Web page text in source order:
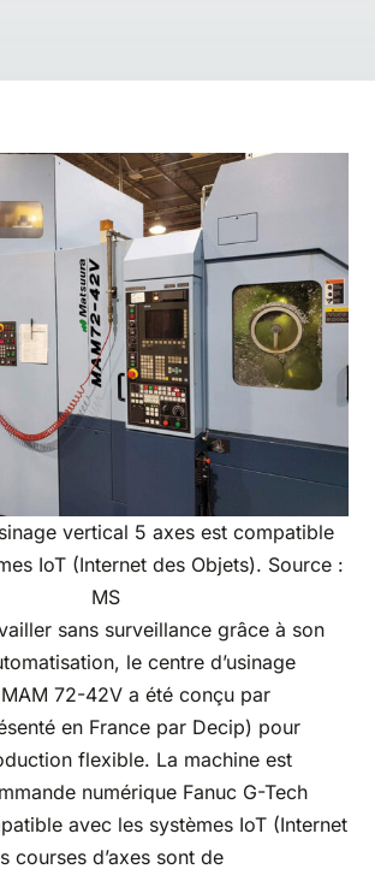
vertical 5 axes est compatible
IoT (Internet des Objets). Source :
MS
sans surveillance grâce à son
le centre d’usinage
72-42V a été conçu par
en France par Decip) pour
flexible. La machine est
numérique Fanuc G-Tech
avec les systèmes IoT (Internet
courses d’axes sont de